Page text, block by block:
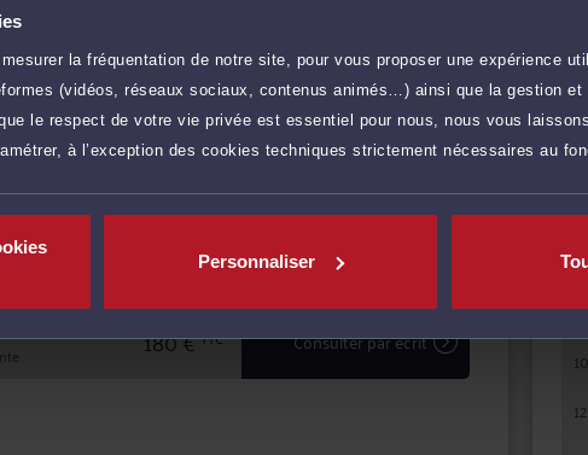
la fréquentation de notre site, pour vous proposer une expérience
(vidéos, réseaux sociaux, contenus animés…) ainsi que la gestion et
le respect de votre vie privée est essentiel pour nous, nous vous
à l’exception des cookies techniques strictement nécessaires au
Personnaliser
réactivité à votre service pour vous assister et vous
de la stratégie procédurale.
de droit des contrats, de responsabilité civile, de litiges
des Procédures et de l’Exécution), j’ai une complète
immobilières, ventes sur liquidation judiciaire, action en
et vos titres par la prise de garanties
plus
100 € TTC Prendre RDV
100 € Demander un rappel
180 €TTC Consulter par écrit